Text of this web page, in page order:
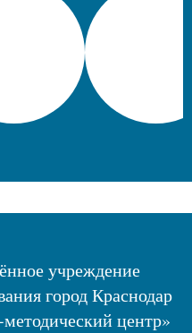
учреждение
город Краснодар
центр»